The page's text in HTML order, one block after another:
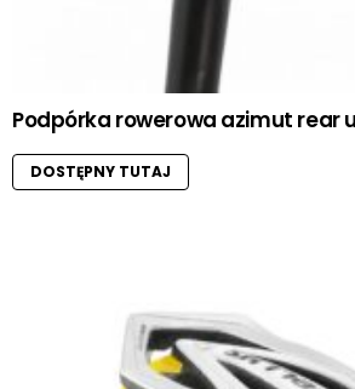
Podpórka rowerowa azimut rear
DOSTĘPNY TUTAJ